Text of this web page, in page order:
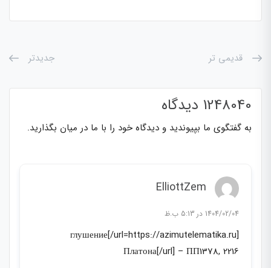
قدیمی تر جدیدتر
1248040 دیدگاه
به گفتگوی ما بپیوندید و دیدگاه خود را با ما در میان بگذارید.
ElliottZem
1404/02/04 در 5:13 ب.ظ
[url=https://azimutelematika.ru/]глушение
Платона[/url] – ПП1378, 2216